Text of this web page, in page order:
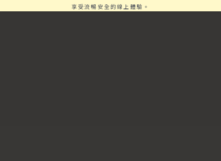
享受流暢安全的線上體驗。